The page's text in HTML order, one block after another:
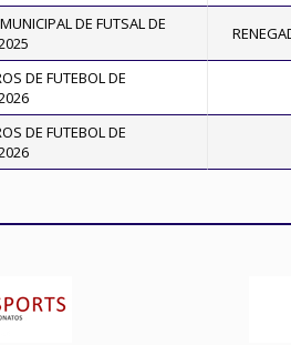
DE FUTSAL DE
DE FUTEBOL DE
DE FUTEBOL DE